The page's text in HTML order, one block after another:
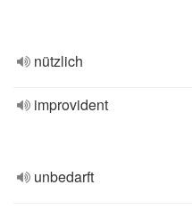
nützlich
improvident
unbedarft